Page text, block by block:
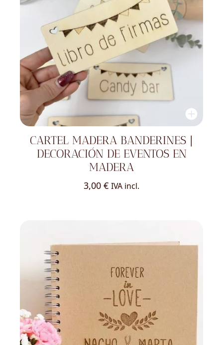
CARTEL MADERA BANDERINES |
DECORACIÓN DE EVENTOS EN
MADERA
3,00 € IVA incl.